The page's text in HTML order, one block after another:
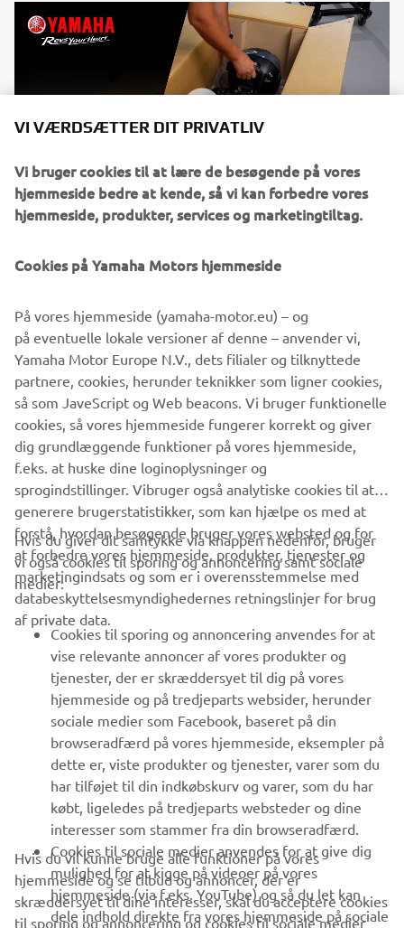
CHAPTERS
00:00
00:06Take the engine from your boat
00:20 Place the engine back into the box
Put the plastic and cardboard back
01:08
Put the manual and oil bottle back into the
01:15
Close the box and tape it
VIRKSOMHED
B2B
MERE YAMAHA
SUPPORT
NYHEDSBREV
Vær den første til at få besked om de seneste tilbud, særlige
arrangementer, nye udgivelser og meget mere.
VI VÆRDSÆTTER DIT PRIVATLIV
Vi bruger cookies til at lære de besøgende på vores
hjemmeside bedre at kende, så vi kan forbedre vores
hjemmeside, produkter, services og marketingtiltag.
Cookies på Yamaha Motors hjemmeside
På vores hjemmeside (yamaha-motor.eu) – og
på eventuelle lokale versioner af denne – anvender vi,
Yamaha Motor Europe N.V., dets filialer og tilknyttede
partnere, cookies, herunder teknikker som ligner cookies,
så som JaveScript og Web beacons. Vi bruger funktionelle
cookies, så vores hjemmeside fungerer korrekt og giver
dig grundlæggende funktioner på vores hjemmeside,
f.eks. at huske dine loginoplysninger og
sprogindstillinger. Vibruger også analytiske cookies til at
generere brugerstatistikker, som kan hjælpe os med at
forstå, hvordan besøgende bruger vores websted og for
at forbedre vores hjemmeside, produkter, tjenester og
marketingindsats og som er i overensstemmelse med
databeskyttelsesmyndighedernes retningslinjer for brug
af private data.
Hvis du giver dit samtykke via knappen nedenfor, bruger
vi også cookies til sporing og annoncering samt sociale
medier:
Cookies til sporing og annoncering anvendes for at
vise relevante annoncer af vores produkter og
tjenester, der er skræddersyet til dig på vores
hjemmeside og på tredjeparts websider, herunder
sociale medier som Facebook, baseret på din
browseradfærd på vores hjemmeside, eksempler på
dette er, viste produkter og tjenester, varer som du
har tilføjet til din indkøbskurv og varer, som du har
købt, ligeledes på tredjeparts websteder og dine
interesser som stammer fra din browseradfærd.
Cookies til sociale medier anvendes for at give dig
mulighed for at kigge på videoer på vores
hjemmeside (via f.eks. YouTube) og så du let kan
dele indhold direkte fra vores hjemmeside på sociale
Hvis du vil kunne bruge alle funktioner på vores
hjemmeside og se tilbud og annoncer, der er
skræddersyet til dine interesser, skal du acceptere cookies
til sporing og annoncering og cookies til sociale medier